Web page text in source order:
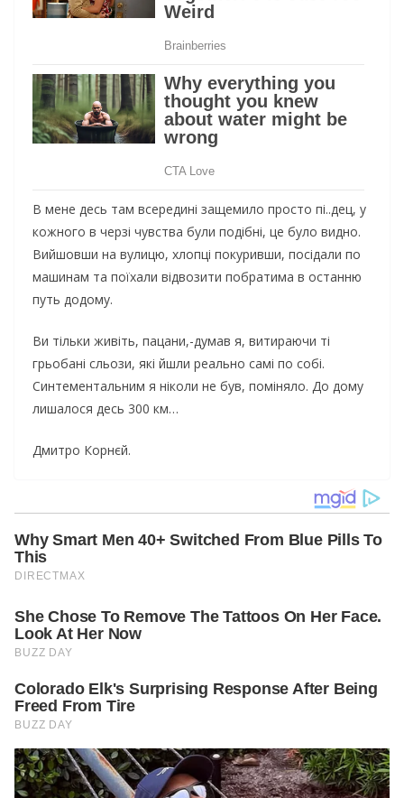
В мене десь там всередині защемило просто пі..дец, у
кожного в черзі чувства були подібні, це було видно.
Вийшовши на вулицю, хлопці покуривши, посідали по
машинам та поїхали відвозити побратима в останню
путь додому.
Ви тільки живіть, пацани,-думав я, витираючи ті
грьобані сльози, які йшли реально самі по собі.
Синтементальним я ніколи не був, поміняло. До дому
лишалося десь 300 км…
Дмитро Корнєй.